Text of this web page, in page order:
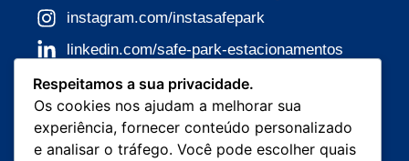
instagram.com/instasafepark
linkedin.com/safe-park-estacionamentos
falecom@safepark.com.br
(51) 99001-0255
Respeitamos a sua privacidade.
Os cookies nos ajudam a melhorar sua
experiência, fornecer conteúdo personalizado
e analisar o tráfego. Você pode escolher quais